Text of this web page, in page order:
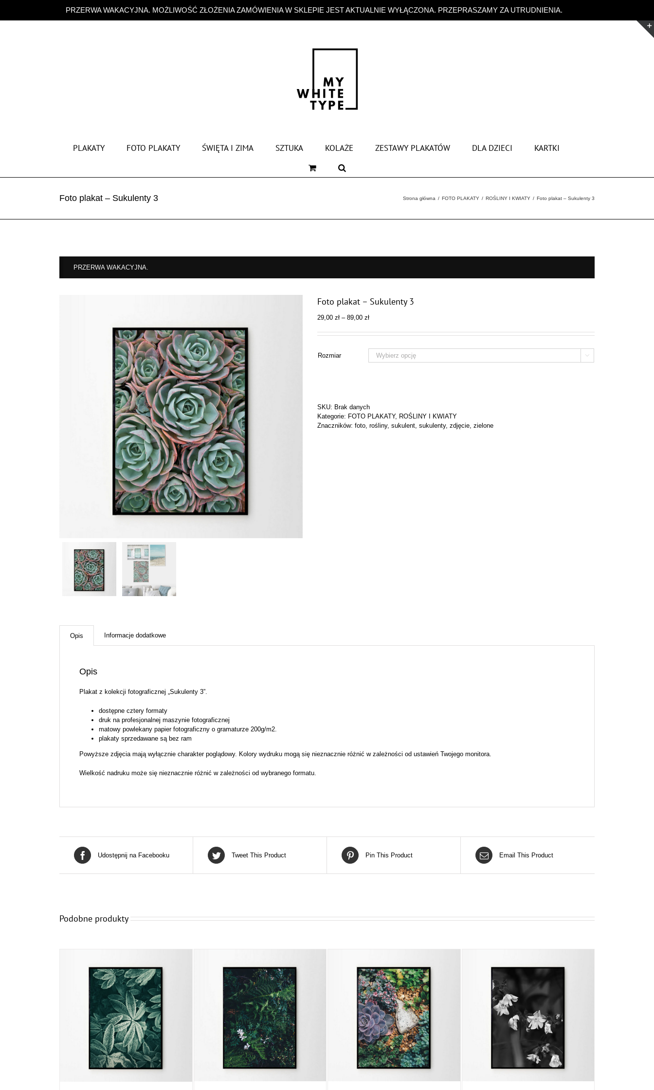
PRZERWA WAKACYJNA. MOŻLIWOŚĆ ZŁOŻENIA ZAMÓWIENIA W SKLEPIE JEST AKTUALNIE WYŁĄCZONA. PRZEPRASZAMY ZA UTRUDNIENIA.
zawartości
PLAKATY FOTO PLAKATY ŚWIĘTA I ZIMA SZTUKA KOLAŻE ZESTAWY PLAKATÓW DLA DZIECI KARTKI
Foto plakat – Sukulenty 3 Strona główna FOTO PLAKATY ROŚLINY I KWIATY Foto plakat – Sukulenty 3
PRZERWA WAKACYJNA.
Foto plakat – Sukulenty 3
29,00 zł – 89,00 złZakres
od
89,00 zł
Rozmiar 
SKU: Brak danych
Kategorie: FOTO PLAKATY, ROŚLINY I KWIATY
Znaczników: foto, rośliny, sukulent, sukulenty, zdjęcie, zielone
Opis Informacje dodatkowe
Opis
Plakat z kolekcji fotograficznej „Sukulenty 3”.
dostępne cztery formaty
druk na profesjonalnej maszynie fotograficznej
matowy powlekany papier fotograficzny o gramaturze 200g/m2.
plakaty sprzedawane są bez ram
Powyższe zdjęcia mają wyłącznie charakter poglądowy. Kolory wydruku mogą się nieznacznie różnić w zależności od ustawień Twojego monitora.
Wielkość nadruku może się nieznacznie różnić w zależności od wybranego formatu.
Udostępnij na Facebooku Tweet This Product Pin This Product Email This Product
Podobne produkty